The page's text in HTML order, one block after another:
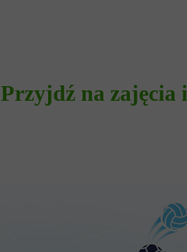
Przyjdź na zajęcia i